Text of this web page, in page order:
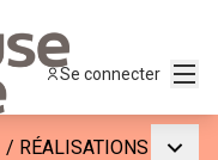
Se connecter
/ RÉALISATIONS